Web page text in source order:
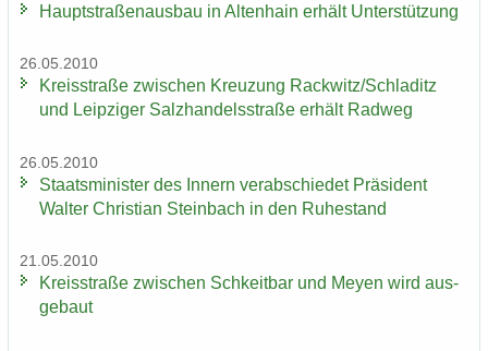
Haupt­stra­ßen­aus­bau in Al­ten­hain er­hält Un­ter­stüt­zung
26.05.2010
Kreis­stra­ße zwi­schen Kreu­zung Rack­witz/Schla­ditz
und Leip­zi­ger Salz­han­dels­stra­ße er­hält Rad­weg
26.05.2010
Staats­mi­nis­ter des In­nern ver­ab­schie­det Prä­si­dent
Wal­ter Chris­ti­an Stein­bach in den Ru­he­stand
21.05.2010
Kreis­stra­ße zwi­schen Schkeit­bar und Meyen wird aus­
ge­baut